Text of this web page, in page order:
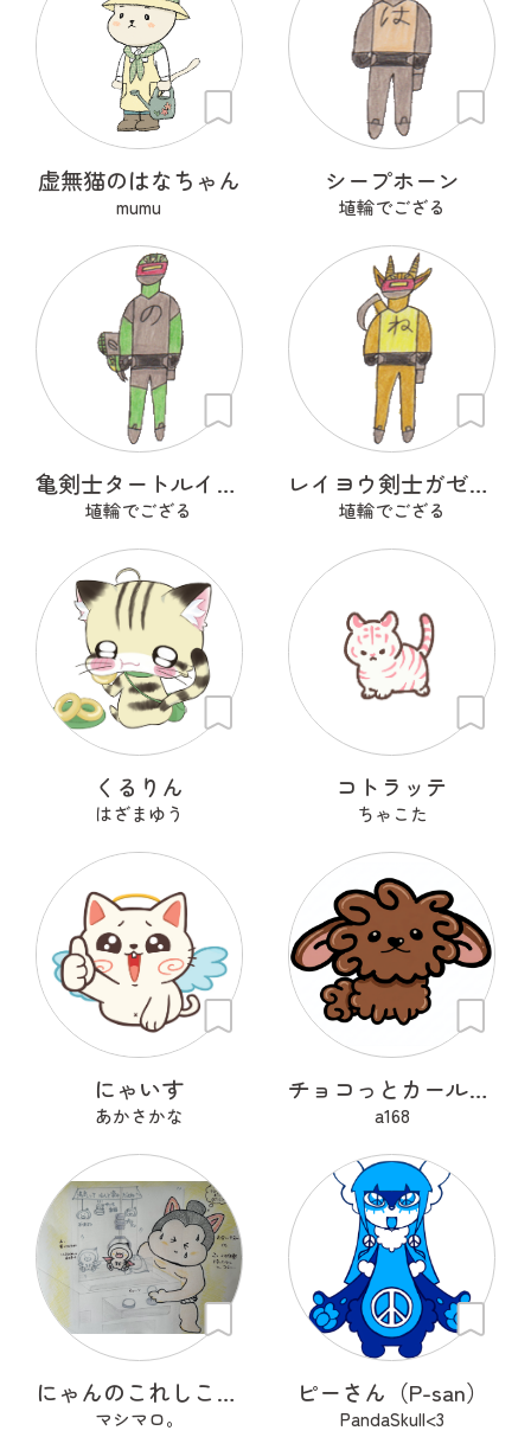
虚無猫のはなちゃん
mumu
シープホーン
埴輪でござる
亀剣士タートルイザー
埴輪でござる
レイヨウ剣士ガゼルナイト
埴輪でござる
くるりん
はざまゆう
コトラッテ
ちゃこた
にゃいす
あかさかな
チョコっとカールちゃん
a168
にゃんのこれしこ ある日の夢 Ｎo.1
マシマロ。
ピーさん（P-san）
PandaSkull<3